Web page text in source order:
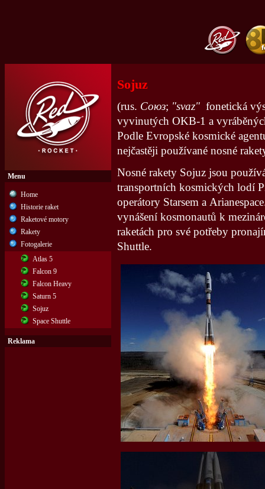
Menu
Home
Historie raket
Raketové motory
Rakety
Fotogalerie
Atlas 5
Falcon 9
Falcon Heavy
Saturn 5
Sojuz
Space Shuttle
Reklama
Sojuz
(rus. Союз; "svaz" fonetická
vyvinutých OKB-1 a
Podle Evropské kosmické
nejčastěji používané nosné
Nosné rakety Sojuz jsou
transportních kosmických lodí
operátory Starsem a
vynášení kosmonautů k
raketách pro své potřeby
Shuttle.